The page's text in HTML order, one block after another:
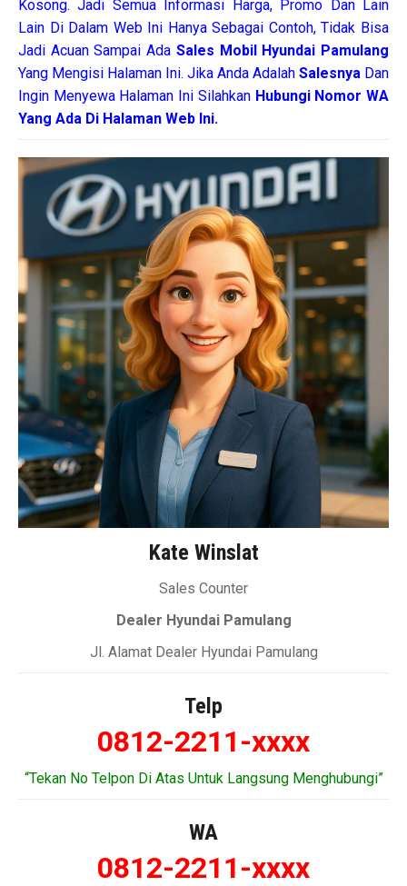
Kosong. Jadi Semua Informasi Harga, Promo Dan Lain
Lain Di Dalam Web Ini Hanya Sebagai Contoh, Tidak Bisa
Jadi Acuan Sampai Ada Sales Mobil Hyundai Pamulang
Yang Mengisi Halaman Ini. Jika Anda Adalah Salesnya Dan
Ingin Menyewa Halaman Ini Silahkan Hubungi Nomor WA
Yang Ada Di Halaman Web Ini.
Kate Winslat
Sales Counter
Dealer Hyundai Pamulang
Jl. Alamat Dealer Hyundai Pamulang
Telp
0812-2211-xxxx
“Tekan No Telpon Di Atas Untuk Langsung Menghubungi”
WA
0812-2211-xxxx